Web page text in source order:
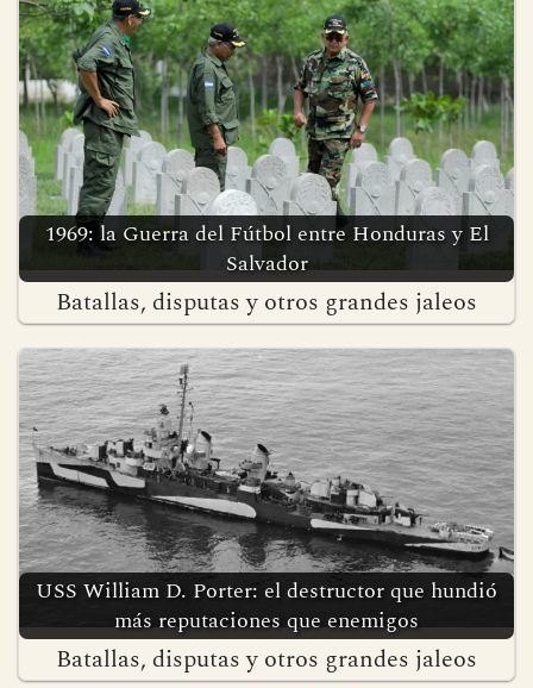
1969: la Guerra del Fútbol entre Honduras y El
Salvador
Batallas, disputas y otros grandes jaleos
USS William D. Porter: el destructor que hundió
más reputaciones que enemigos
Batallas, disputas y otros grandes jaleos